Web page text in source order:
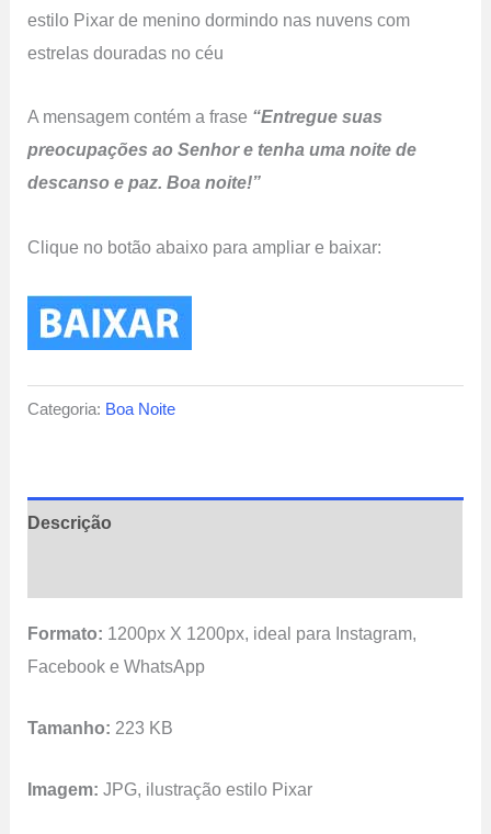
estilo Pixar de menino dormindo nas nuvens com
estrelas douradas no céu
A mensagem contém a frase “Entregue suas
preocupações ao Senhor e tenha uma noite de
descanso e paz. Boa noite!”
Clique no botão abaixo para ampliar e baixar:
Categoria: Boa Noite
Descrição
Formato: 1200px X 1200px, ideal para Instagram,
Facebook e WhatsApp
Tamanho: 223 KB
Imagem: JPG, ilustração estilo Pixar